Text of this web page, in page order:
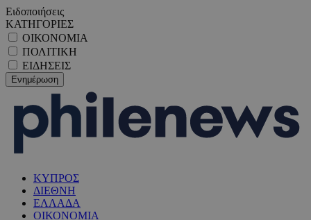
Ειδοποιήσεις
ΚΑΤΗΓΟΡΙΕΣ
ΟΙΚΟΝΟΜΙΑ
ΠΟΛΙΤΙΚΗ
ΕΙΔΗΣΕΙΣ
ΚΥΠΡΟΣ
ΔΙΕΘΝΗ
ΕΛΛΑΔΑ
ΟΙΚΟΝΟΜΙΑ